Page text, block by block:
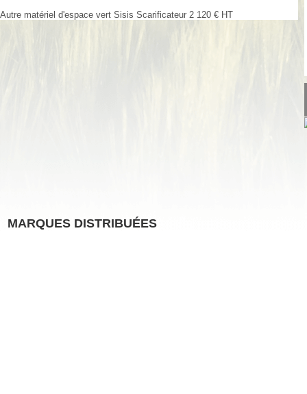
Autre matériel d'espace vert Sisis Scarificateur 2 120 € HT
MARQUES DISTRIBUÉES